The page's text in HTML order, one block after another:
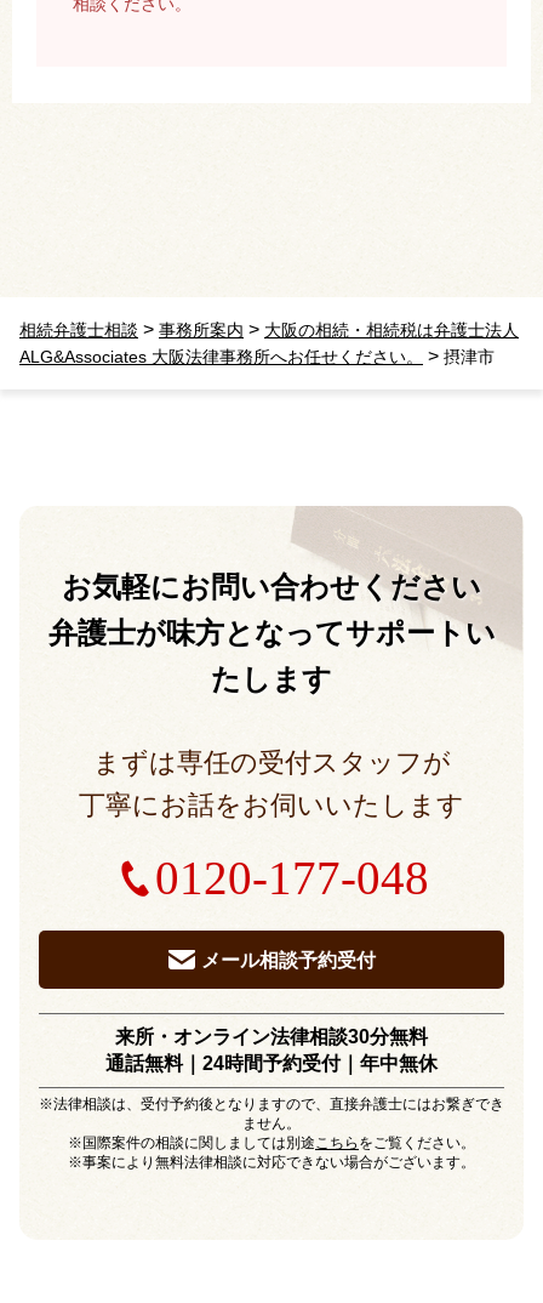
相続弁護士相談 > 事務所案内 > 大阪の相続・相続税は弁護士法人
ALG&Associates 大阪法律事務所へお任せください。
> 摂津市
お気軽にお問い合わせください
弁護士が味方となってサポートい
たします
まずは専任の受付スタッフが
丁寧にお話をお伺いいたします
0120-177-048
メール相談予約受付
来所・オンライン法律相談30分無料
通話無料｜24時間予約受付｜年中無休
※法律相談は、受付予約後となりますので、直接弁護士にはお繋ぎでき
ません。
※国際案件の相談に関しましては別途こちら をご覧ください。
※事案により無料法律相談に対応できない場合がございます。